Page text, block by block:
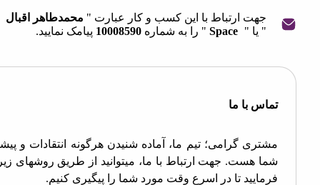
جهت ارتباط با این کسب و کار عبارت "محمدطاهر اقبال
" یا " Space " را به شماره 10008590 پیامک نمایید.
با ما
گرامی؛ تیم ما، آماده شنیدن هرگونه انتقادات و پیشنهادات
هست. جهت ارتباط با ما، میتوانید از طریق روشهای زیر اقدام
تا در اسرع وقت مورد شما را پیگیری کنیم.